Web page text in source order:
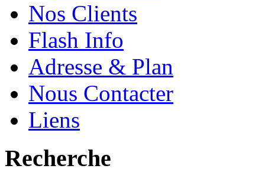
Nos Clients
Flash Info
Adresse & Plan
Nous Contacter
Liens
Recherche